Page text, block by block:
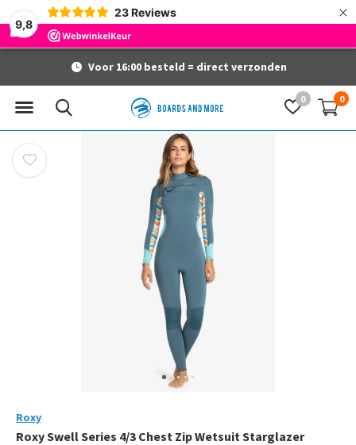
9,8
23 Reviews ×
0 0
Voor 16:00 besteld = direct verzonden
Roxy
Roxy Swell Series 4/3 Chest Zip Wetsuit Starglazer